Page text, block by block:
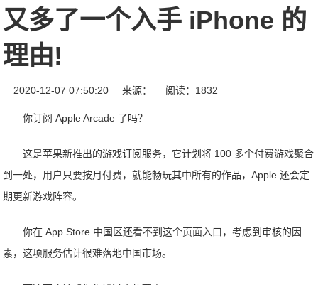
又多了一个入手 iPhone 的
理由!
2020-12-07 07:50:20 来源： 阅读：1832
你订阅 Apple Arcade 了吗？
这是苹果新推出的游戏订阅服务，它计划将 100 多个付费游戏聚合
到一处，用户只要按月付费，就能畅玩其中所有的作品，Apple 还会定
期更新游戏阵容。
你在 App Store 中国区还看不到这个页面入口，考虑到审核的因
素，这项服务估计很难落地中国市场。